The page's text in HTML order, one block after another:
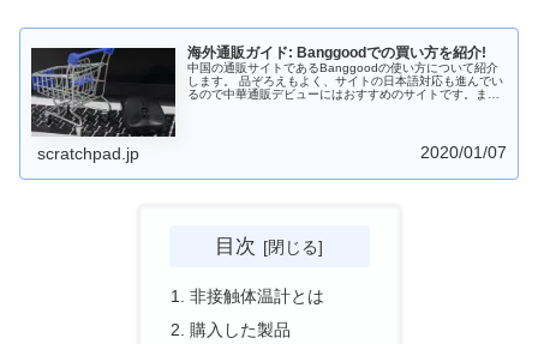
海外通販ガイド: Banggoodでの買い方を紹介!
中国の通販サイトであるBanggoodの使い方について紹介
します。 品ぞろえもよく、サイトの日本語対応も進んでい
るので中華通販デビューにはおすすめのサイトです。また
scratchpad.jp 2020/01/07
目次
非接触体温計とは
購入した製品